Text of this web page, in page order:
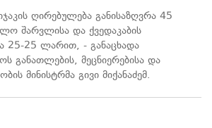
ღირებულება განისაზღვრა 45
შარვლისა და ქვედაკაბის
25-25 ლარით, - განაცხადა
განათლების, მეცნიერებისა და
მინისტრმა გივი მიქანაძემ.